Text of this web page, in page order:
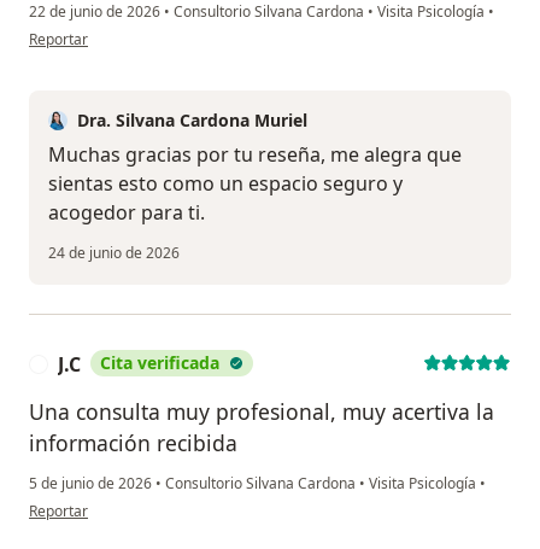
22 de junio de 2026 • Consultorio Silvana Cardona • Visita Psicología •
en opinión del usuario A
Reportar
Dra. Silvana Cardona Muriel
Muchas gracias por tu reseña, me alegra que
sientas esto como un espacio seguro y
acogedor para ti.
24 de junio de 2026
J.C Cita verificada
Una consulta muy profesional, muy acertiva la
información recibida
5 de junio de 2026 • Consultorio Silvana Cardona • Visita Psicología •
en opinión del usuario J.C
Reportar